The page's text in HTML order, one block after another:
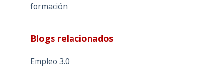
formación
Blogs relacionados
Empleo 3.0